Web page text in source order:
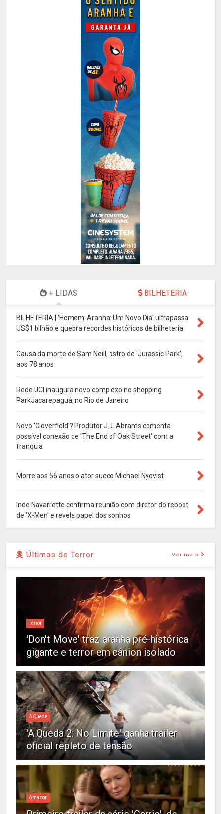
+ LIDAS BILHETERIA
BILHETERIA | 'Homem-Aranha: Um Novo Dia' ultrapassa
US$1 bilhão e quebra recordes históricos de bilheteria
Causa da morte de Sam Neill, astro de 'Jurassic Park',
aos 78 anos
Rede UCI inaugura novo complexo no shopping
ParkJacarepaguá, no Rio de Janeiro
Novo 'Cloverfield'? Produtor J.J. Abrams comenta
possível conexão de 'The End of Oak Street' com a
franquia
Morre aos 56 anos o ator sueco Michael Nyqvist
Inde Navarrette confirma reunião com diretor do reboot
de 'X-Men' e revela papel dos sonhos
Últimas de Terror Ver mais
Terror
'Don't Move' traz aranha pré-histórica
gigante e terror em cânion isolado
A Queda
'A Queda 2: No Limite' ganha trailer
oficial repleto de tensão
Amazon